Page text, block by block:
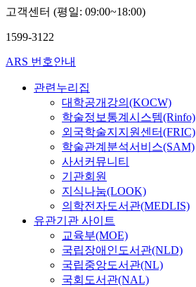
고객센터 (평일: 09:00~18:00)
1599-3122
ARS 번호안내
관련누리집
대학공개강의(KOCW)
학술정보통계시스템(Rinfo)
외국학술지지원센터(FRIC)
학술관계분석서비스(SAM)
사서커뮤니티
기관회원
지식나눔(LOOK)
의학전자도서관(MEDLIS)
유관기관 사이트
교육부(MOE)
국립장애인도서관(NLD)
국립중앙도서관(NL)
국회도서관(NAL)